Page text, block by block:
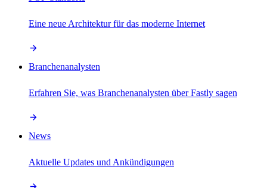
Eine neue Architektur für das moderne Internet
Branchenanalysten
Erfahren Sie, was Branchenanalysten über Fastly sagen
News
Aktuelle Updates und Ankündigungen